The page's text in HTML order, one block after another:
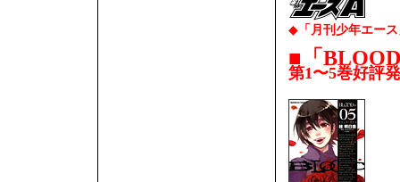
◆ 「月刊少年エー
■「
第1〜5巻好評